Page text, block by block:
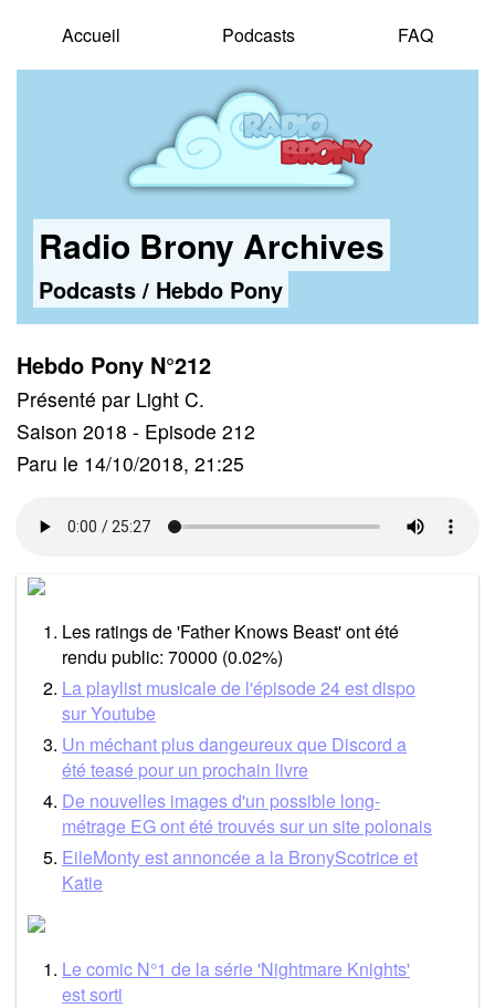
Accueil Podcasts FAQ
Radio Brony Archives
Podcasts/ Hebdo Pony
Hebdo Pony N°212
Présenté par Light C.
Saison 2018 - Episode 212
Paru le 14/10/2018, 21:25
Les ratings de 'Father Knows Beast' ont été
rendu public: 70000 (0.02%)
La playlist musicale de l'épisode 24 est dispo
sur Youtube
Un méchant plus dangeureux que Discord a
été teasé pour un prochain livre
De nouvelles images d'un possible long-
métrage EG ont été trouvés sur un site polonais
EileMonty est annoncée a la BronyScotrice et
Katie
Le comic N°1 de la série 'Nightmare Knights'
est sorti